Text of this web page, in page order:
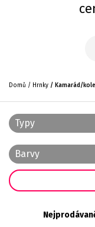
Domů Hrnky Kamarád/
Typy
Barvy